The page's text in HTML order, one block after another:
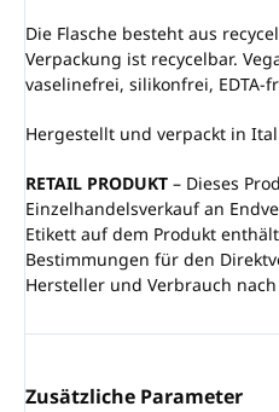
Die Flasche besteht aus
Verpackung ist recycelbar.
vaselinefrei, silikonfrei, EDTA-
Hergestellt und verpackt in
RETAIL PRODUKT – Dieses
Einzelhandelsverkauf an
Etikett auf dem Produkt
Bestimmungen für den
Hersteller und Verbrauch
Zusätzliche Parameter